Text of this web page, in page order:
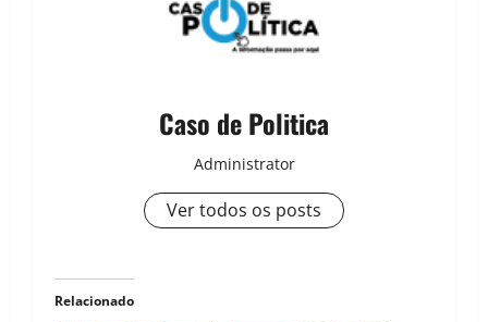
Caso de Politica
Administrator
Ver todos os posts
Relacionado